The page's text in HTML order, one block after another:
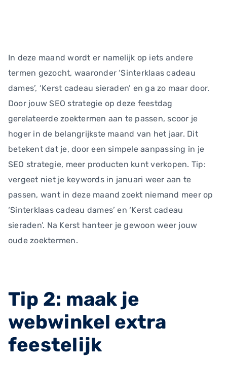
In deze maand wordt er namelijk op iets andere
termen gezocht, waaronder ‘Sinterklaas cadeau
dames’, ‘Kerst cadeau sieraden’ en ga zo maar door.
Door jouw SEO strategie op deze feestdag
gerelateerde zoektermen aan te passen, scoor je
hoger in de belangrijkste maand van het jaar. Dit
betekent dat je, door een simpele aanpassing in je
SEO strategie, meer producten kunt verkopen. Tip:
vergeet niet je keywords in januari weer aan te
passen, want in deze maand zoekt niemand meer op
‘Sinterklaas cadeau dames’ en ‘Kerst cadeau
sieraden’. Na Kerst hanteer je gewoon weer jouw
oude zoektermen.
Tip 2: maak je
webwinkel extra
feestelijk